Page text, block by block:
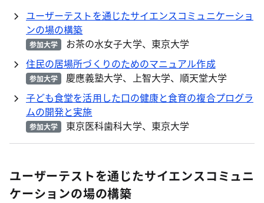
ユーザーテストを通じたサイエンスコミュニケーショ
ンの場の構築
参加大学
お茶の水女子大学、東京大学
住民の居場所づくりのためのマニュアル作成
参加大学
慶應義塾大学、上智大学、順天堂大学
子ども食堂を活用した口の健康と食育の複合プログラ
ムの開発と実施
参加大学 東京医科歯科大学、東京大学
ユーザーテストを通じたサイエンスコミュニ
ケーションの場の構築